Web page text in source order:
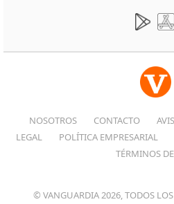
NOSOTROS CONTACTO
LEGAL
POLÍTICA EMPRESARIAL
TÉRMINOS
© VANGUARDIA 2026, TODOS LOS